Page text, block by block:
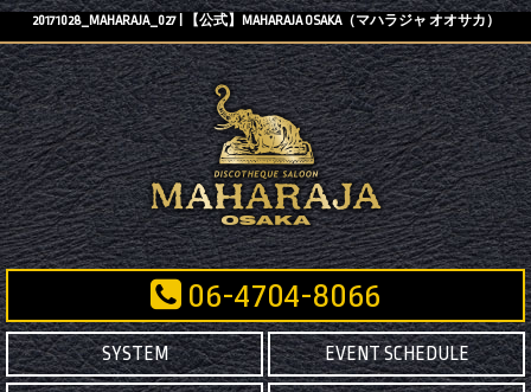
20171028_MAHARAJA_027 | 【公式】MAHARAJA OSAKA（マハラジャ オオサカ）
06-4704-8066
SYSTEM EVENT SCHEDULE